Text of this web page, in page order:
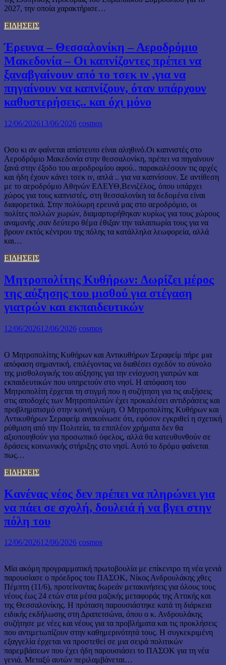
2027, την οποία χαρακτήρισε…
ΕΙΔΗΣΕΙΣ
Έρευνα – Θεσσαλονίκη – Αεροδρόμιο
Μακεδονία – Οι καπνίζοντες πρέπει να
ξαναβγαίνουν από το τσεκ ιν ,για να
πηγαίνουν να καπνίζουν, όταν υπάρχουν
καθυστερήσεις.. και όχι μόνο
12/06/202613/06/2026 cosmos
Οσο κι αν φαίνεται απίστευτο είναι αληθινό.Οι καπνιστές στο
Αεροδρόμιο Μακεδονία στην θεσσαλονίκη, πρέπει να πηγαίνουν
ξανά στην έξοδο του αεροδρομίου αφού.. παρακαλέσουν τις αρχές
και ήδη έχουν κάνει τσεκ ιν, απλά .. για να καπνίσουν. Σε αντίθεση
με το αεροδρόμιο Αθηνών ΕΛΕΥΘ,Βενιζέλος, όπου υπάρχει
χώρος για τους καπνιστές, στη θεσσαλονίκη τα δεδομένα είναι
διαφορετικά. Στην πολύωρη ερευνά μας στο αεροδρόμιο, οι
πολίτες πολλών χωρών, διαμαρτυρήθηκαν κυρίως για τους χώρους
αναμονής ,σαν δεύτερο θέμα έθιξαν την ταλαιπωρία τους για να
βρουν εκτός κέντρου της πόλης τα κατάλληλα λεωφορεία, αλλά
και…
ΕΙΔΗΣΕΙΣ
Μητροπολίτης Κυθήρων: Δωρίζει μέρος
της αύξησης του μισθού για στέγαση
γιατρών και εκπαιδευτικών
12/06/202612/06/2026 cosmos
Ο Μητροπολίτης Κυθήρων και Αντικυθήρων Σεραφείμ πήρε μια
απόφαση σημαντική, επιλέγοντας να διαθέσει σχεδόν το σύνολο
της μισθολογικής του αύξησης για την ενίσχυση γιατρών και
εκπαιδευτικών που υπηρετούν στο νησί. Η απόφαση του
Μητροπολίτη έρχεται τη στιγμή που η συζήτηση για τις αυξήσεις
στις αποδοχές των Μητροπολιτών έχει προκαλέσει αντιδράσεις και
προβληματισμό στην κοινή γνώμη. Ο Μητροπολίτης Κυθήρων και
Αντικυθήρων Σεραφείμ ανακοίνωσε ότι, εφόσον εγκριθεί η σχετική
ρύθμιση από την Πολιτεία, τα επιπλέον χρήματα δεν θα
αξιοποιηθούν για προσωπικό όφελος, αλλά θα κατευθυνθούν σε
δράσεις κοινωνικής στήριξης στο νησί. Αυτό το δρόμο φαίνεται
πως…
ΕΙΔΗΣΕΙΣ
Κανένας νέος δεν πρέπει να πληρώνει για
να πάει σε σχολή, δουλειά ή να βγει στην
πόλη του
12/06/202612/06/2026 cosmos
Μία ακόμη προγραμματική πρωτοβουλία με επίκεντρο τη νέα γενιά
παρουσίασε ο πρόεδρος του ΠΑΣΟΚ, Νίκος Ανδρουλάκης χθες
Πέμπτη (11/6), προτείνοντας δωρεάν μετακινήσεις για όλους τους
νέους έως 24 ετών στα μέσα μαζικής μεταφοράς της Αττικής και
της Θεσσαλονίκης. Η πρόταση παρουσιάστηκε κατά τη διάρκεια
ειδικής εκδήλωσης στη Δραπετσώνα, όπου ο κ. Ανδρουλάκης
συζήτησε με νέες και νέους για τα προβλήματα και τις προκλήσεις
που αντιμετωπίζουν στην καθημερινότητά τους. Η συγκεκριμένη
εξαγγελία έρχεται να προστεθεί σε μια σειρά πολιτικών
παρεμβάσεων που έχει ήδη παρουσιάσει το ΠΑΣΟΚ για τη νέα
γενιά. Μεταξύ αυτών περιλαμβάνεται…